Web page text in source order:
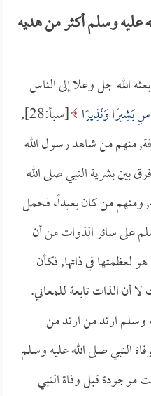
عليه وسلم أكثر من هديه
الله جل وعلا إلى الناس
بَشِيرًا وَنَذِيرًا
[سبأ:28],
منهم من شاهد رسول الله
بين بشرية النبي صلى الله
ومنهم من كان بعيداً، فحمل
على سائر الذوات من أن
لعظمتها في ذاتها, فكأن
لا أن الذات تابعة للمعاني.
وسلم ارتد من ارتد من
النبي صلى الله عليه وسلم
موجودة قبل وفاة النبي